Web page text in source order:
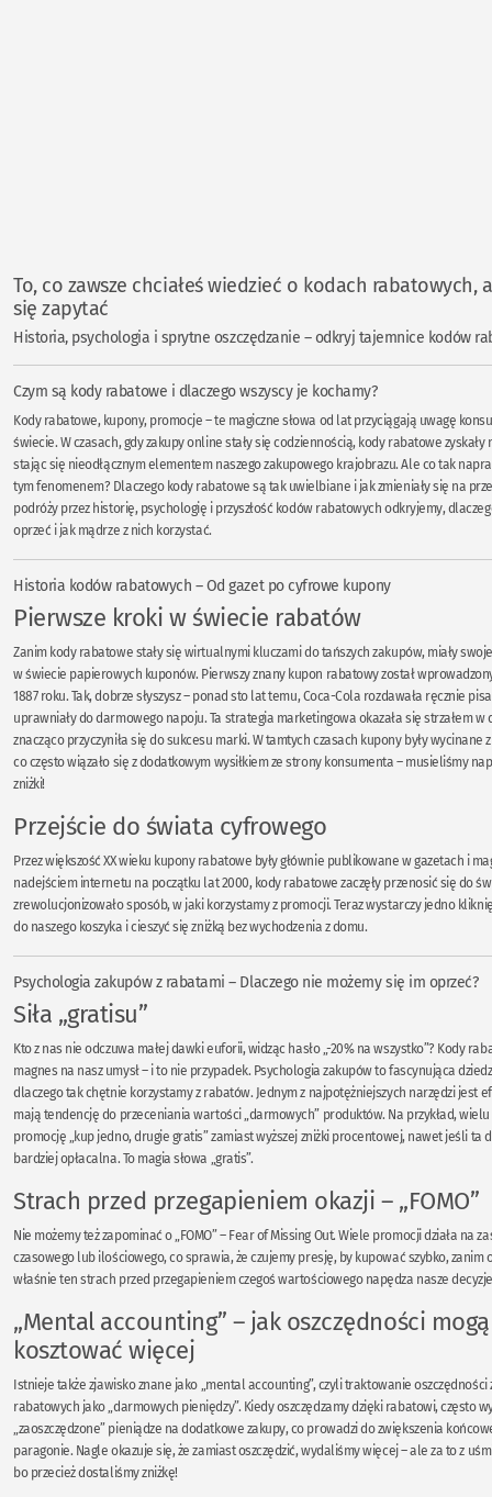
To, co zawsze chciałeś wiedzieć o kodach rabatowych,
się zapytać
Historia, psychologia i sprytne oszczędzanie – odkryj tajemnice kodów
Czym są kody rabatowe i dlaczego wszyscy je kochamy?
Kody rabatowe, kupony, promocje – te magiczne słowa od lat przyciągają uwagę
świecie. W czasach, gdy zakupy online stały się codziennością, kody rabatowe
stając się nieodłącznym elementem naszego zakupowego krajobrazu. Ale co tak
tym fenomenem? Dlaczego kody rabatowe są tak uwielbiane i jak zmieniały się na
podróży przez historię, psychologię i przyszłość kodów rabatowych odkryjemy,
oprzeć i jak mądrze z nich korzystać.
Historia kodów rabatowych – Od gazet po cyfrowe kupony
Pierwsze kroki w świecie rabatów
Zanim kody rabatowe stały się wirtualnymi kluczami do tańszych zakupów, miały
w świecie papierowych kuponów. Pierwszy znany kupon rabatowy został
1887 roku. Tak, dobrze słyszysz – ponad sto lat temu, Coca-Cola rozdawała ręcznie
uprawniały do darmowego napoju. Ta strategia marketingowa okazała się strzałem w
znacząco przyczyniła się do sukcesu marki. W tamtych czasach kupony były wycinane
co często wiązało się z dodatkowym wysiłkiem ze strony konsumenta – musieliśmy
zniżki!
Przejście do świata cyfrowego
Przez większość XX wieku kupony rabatowe były głównie publikowane w gazetach i
nadejściem internetu na początku lat 2000, kody rabatowe zaczęły przenosić się do
zrewolucjonizowało sposób, w jaki korzystamy z promocji. Teraz wystarczy jedno
do naszego koszyka i cieszyć się zniżką bez wychodzenia z domu.
Psychologia zakupów z rabatami – Dlaczego nie możemy się im oprzeć?
Siła „gratisu”
Kto z nas nie odczuwa małej dawki euforii, widząc hasło „-20% na wszystko”? Kody
magnes na nasz umysł – i to nie przypadek. Psychologia zakupów to fascynująca
dlaczego tak chętnie korzystamy z rabatów. Jednym z najpotężniejszych narzędzi jest
mają tendencję do przeceniania wartości „darmowych” produktów. Na przykład,
promocję „kup jedno, drugie gratis” zamiast wyższej zniżki procentowej, nawet jeśli ta
bardziej opłacalna. To magia słowa „gratis”.
Strach przed przegapieniem okazji – „FOMO”
Nie możemy też zapominać o „FOMO” – Fear of Missing Out. Wiele promocji działa na
czasowego lub ilościowego, co sprawia, że czujemy presję, by kupować szybko, zanim
właśnie ten strach przed przegapieniem czegoś wartościowego napędza nasze
„Mental accounting” – jak oszczędności mogą
kosztować więcej
Istnieje także zjawisko znane jako „mental accounting”, czyli traktowanie oszczędności
rabatowych jako „darmowych pieniędzy”. Kiedy oszczędzamy dzięki rabatowi, często
„zaoszczędzone” pieniądze na dodatkowe zakupy, co prowadzi do zwiększenia
paragonie. Nagle okazuje się, że zamiast oszczędzić, wydaliśmy więcej – ale za to z
bo przecież dostaliśmy zniżkę!